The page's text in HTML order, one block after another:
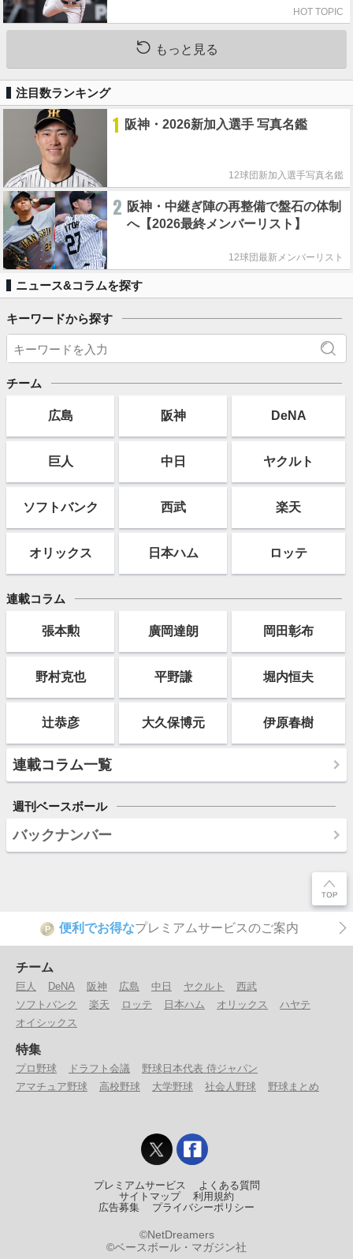
HOT TOPIC
もっと見る
注目数ランキング
1 阪神・2026新加入選手 写真名鑑
12球団新加入選手写真名鑑
2 阪神・中継ぎ陣の再整備で盤石の体制
へ【2026最終メンバーリスト】
12球団最新メンバーリスト
ニュース&コラムを探す
キーワードから探す
チーム
広島 阪神 DeNA
巨人 中日 ヤクルト
ソフトバンク 西武 楽天
オリックス 日本ハム ロッテ
連載コラム
張本勲 廣岡達朗 岡田彰布
野村克也 平野謙 堀内恒夫
辻恭彦 大久保博元 伊原春樹
連載コラム一覧
週刊ベースボール
バックナンバー
P 便利でお得なプレミアムサービスのご案内
チーム
巨人 DeNA 阪神 広島 中日 ヤクルト
西武
ソフトバンク
楽天 ロッテ 日本ハム オリックス
ハヤテ
オイシックス
特集
プロ野球 ドラフト会議
野球日本代表 侍ジャパン
アマチュア野球
高校野球 大学野球 社会人野球 野球まとめ
プレミアムサービス
よくある質問
サイトマップ
利用規約
広告募集
プライバシーポリシー
©NetDreamers
©ベースボール・マガジン社